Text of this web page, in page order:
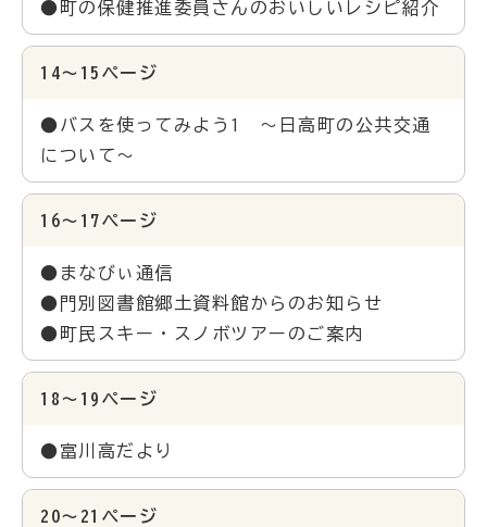
●町の保健推進委員さんのおいしいレシピ紹介
14～15ページ
●バスを使ってみよう1 ～日高町の公共交通
について～
16～17ページ
●まなびぃ通信
●門別図書館郷土資料館からのお知らせ
●町民スキー・スノボツアーのご案内
18～19ページ
●富川高だより
20～21ページ